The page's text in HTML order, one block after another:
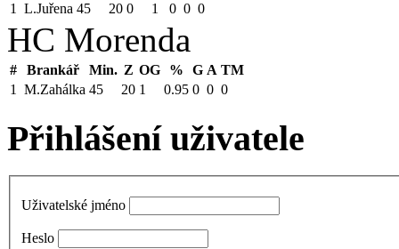
1
L.Juřena 45 20 0 1 0 0 0
HC Morenda
# Brankář Min. Z OG % G A TM
1
M.Zahálka 45 20 1 0.95 0 0 0
Přihlášení uživatele
Uživatelské jméno
Heslo